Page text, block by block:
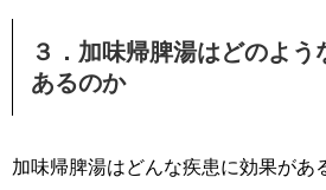
３．加味帰脾湯はどのよう
あるのか
加味帰脾湯はどんな疾患に効果があ